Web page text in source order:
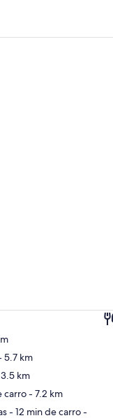
5.7 km
km
carro- 7.2 km
- 12 min de carro-